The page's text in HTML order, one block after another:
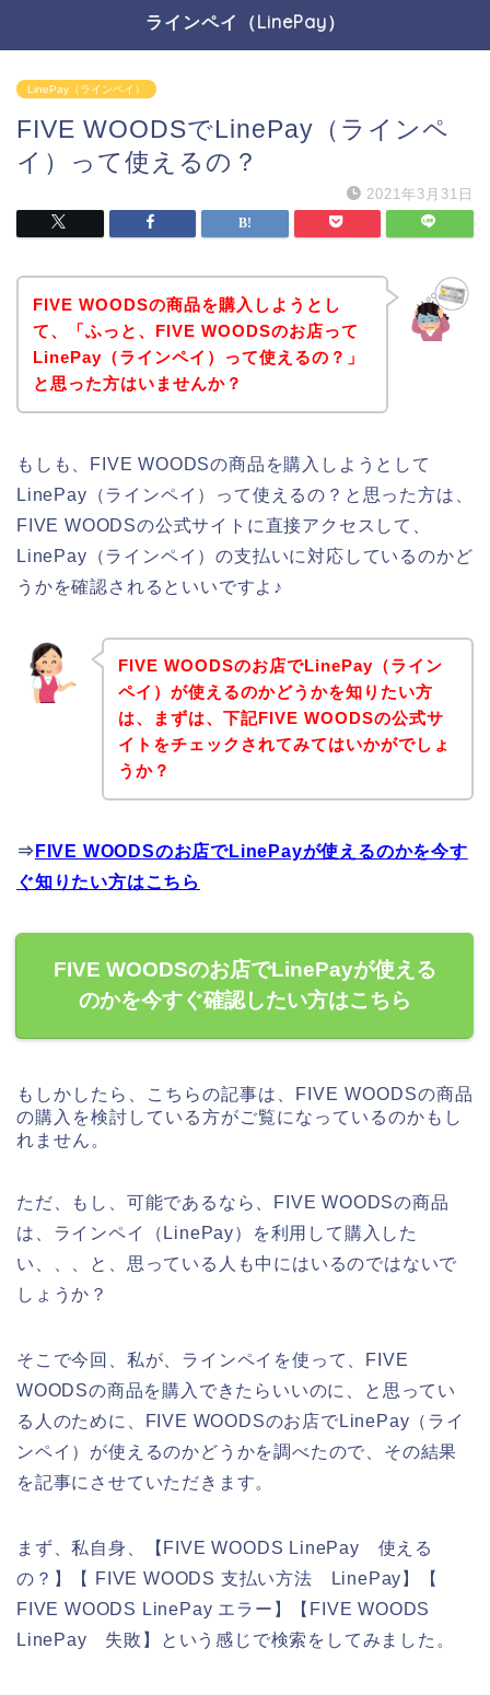
ラインペイ（LinePay）
LinePay（ラインペイ）
FIVE WOODSでLinePay（ラインペ
イ）って使えるの？
2021年3月31日
FIVE WOODSの商品を購入しようとし
て、「ふっと、FIVE WOODSのお店って
LinePay（ラインペイ）って使えるの？」
と思った方はいませんか？
もしも、FIVE WOODSの商品を購入しようとして
LinePay（ラインペイ）って使えるの？と思った方は、
FIVE WOODSの公式サイトに直接アクセスして、
LinePay（ラインペイ）の支払いに対応しているのかど
うかを確認されるといいですよ♪
FIVE WOODSのお店でLinePay（ライン
ペイ）が使えるのかどうかを知りたい方
は、まずは、下記FIVE WOODSの公式サ
イトをチェックされてみてはいかがでしょ
うか？
⇒ FIVE WOODSのお店でLinePayが使えるのかを今す
ぐ知りたい方はこちら
FIVE WOODSのお店でLinePayが使える
のかを今すぐ確認したい方はこちら
もしかしたら、こちらの記事は、FIVE WOODSの商品
の購入を検討している方がご覧になっているのかもし
れません。
ただ、もし、可能であるなら、FIVE WOODSの商品
は、ラインペイ（LinePay）を利用して購入した
い、、、と、思っている人も中にはいるのではないで
しょうか？
そこで今回、私が、ラインペイを使って、FIVE
WOODSの商品を購入できたらいいのに、と思ってい
る人のために、FIVE WOODSのお店でLinePay（ライ
ンペイ）が使えるのかどうかを調べたので、その結果
を記事にさせていただきます。
まず、私自身、【FIVE WOODS LinePay 使える
の？】【 FIVE WOODS 支払い方法 LinePay】【
FIVE WOODS LinePay エラー】【FIVE WOODS
LinePay 失敗】という感じで検索をしてみました。